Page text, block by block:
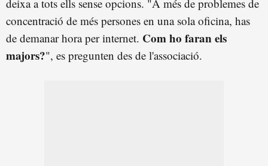
deixa a tots ells sense opcions. "A més de problemes de
concentració de més persones en una sola oficina, has
de demanar hora per internet. Com ho faran els
majors?", es pregunten des de l'associació.